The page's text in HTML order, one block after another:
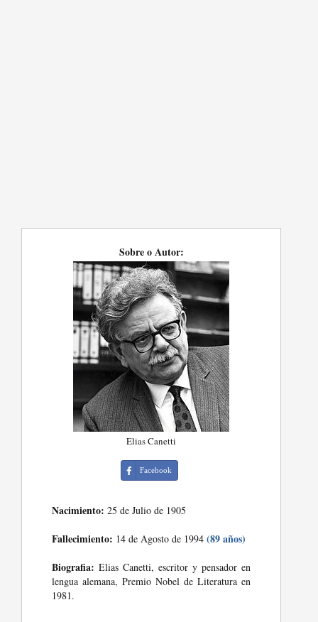
Sobre o Autor:
Elias Canetti
Facebook
Nacimiento: 25 de Julio de 1905
Fallecimiento: 14 de Agosto de 1994(89 años)
Biografia: Elias Canetti, escritor y pensador en
lengua alemana, Premio Nobel de Literatura en
1981.